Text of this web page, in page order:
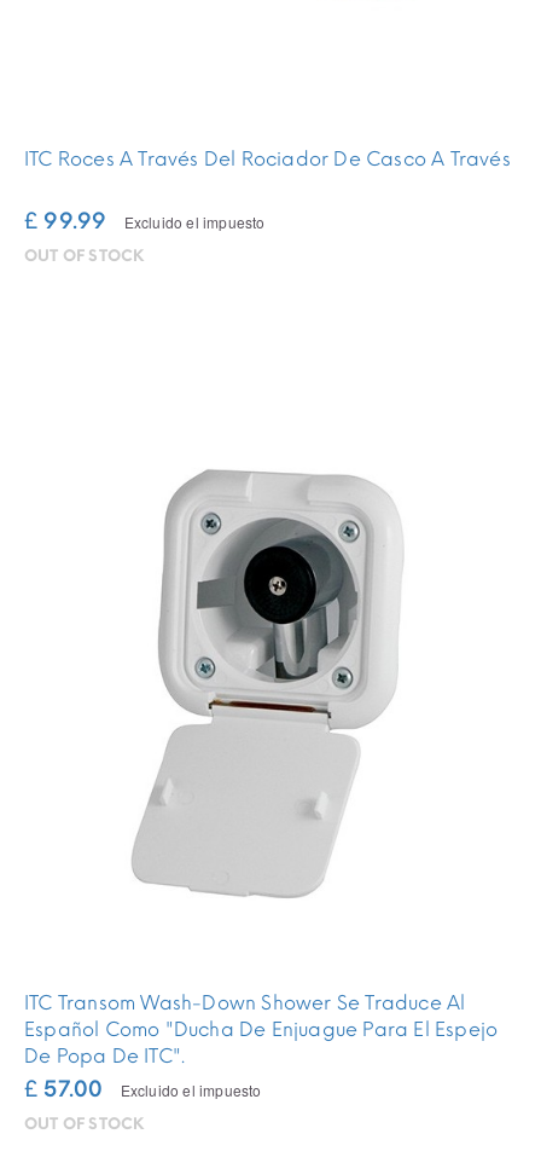
ITC Roces A Través Del Rociador De Casco A Través
£ 99.99 Excluido el impuesto
OUT OF STOCK
ITC Transom Wash-Down Shower Se Traduce Al
Español Como "Ducha De Enjuague Para El Espejo
De Popa De ITC".
£ 57.00 Excluido el impuesto
OUT OF STOCK